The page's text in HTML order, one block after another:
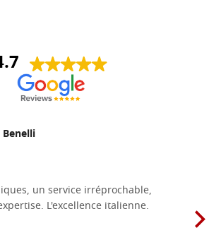
un service irréprochable,
L'excellence italienne.